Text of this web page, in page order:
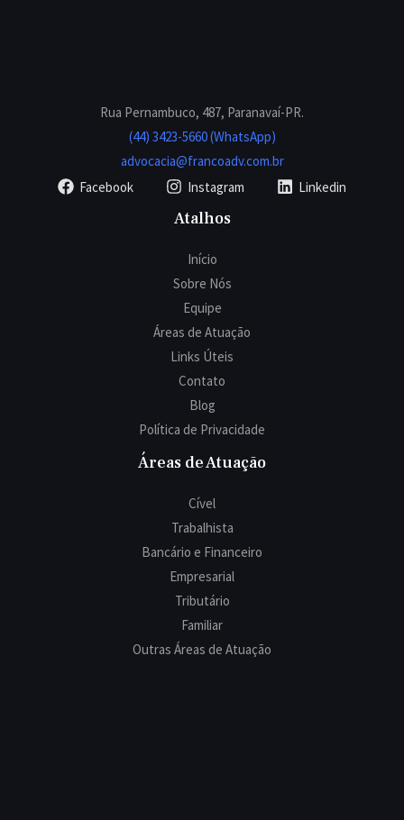
Rua Pernambuco, 487, Paranavaí-PR.
(44) 3423-5660 (WhatsApp)
advocacia@francoadv.com.br
Facebook
Instagram Linkedin
Atalhos
Início
Sobre Nós
Equipe
Áreas de Atuação
Links Úteis
Contato
Blog
Política de Privacidade
Áreas de Atuação
Cível
Trabalhista
Bancário e Financeiro
Empresarial
Tributário
Familiar
Outras Áreas de Atuação